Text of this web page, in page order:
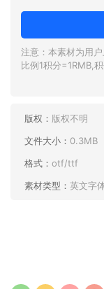
注意：本素材为用
比例1积分=1RMB,
版权： 版权不明
文件大小： 0.3MB
格式： otf/ttf
素材类型： 英文字